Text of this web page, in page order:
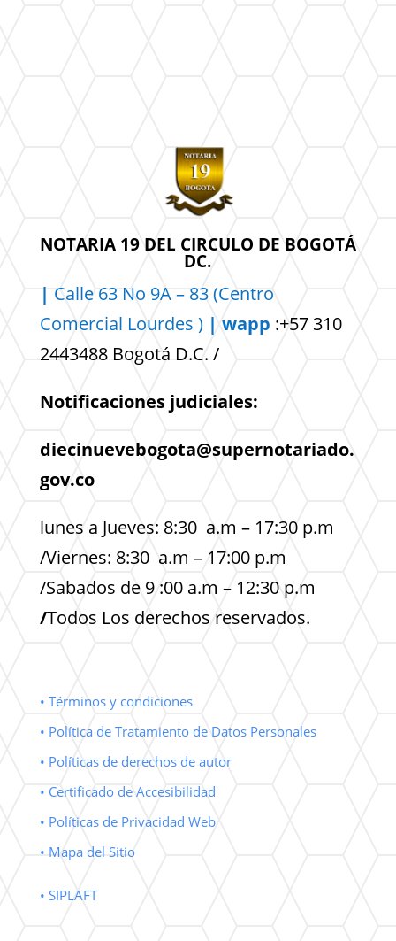
NOTARIA 19 DEL CIRCULO DE BOGOTÁ
DC.
| Calle 63 No 9A – 83 (Centro
Comercial Lourdes ) | wapp :+57 310
2443488 Bogotá D.C. /
Notificaciones judiciales:
diecinuevebogota@supernotariado.
gov.co
lunes a Jueves: 8:30 a.m – 17:30 p.m
/Viernes: 8:30 a.m – 17:00 p.m
/Sabados de 9 :00 a.m – 12:30 p.m
/Todos Los derechos reservados.
• Términos y condiciones
• Política de Tratamiento de Datos Personales
• Políticas de derechos de autor
• Certificado de Accesibilidad
• Políticas de Privacidad Web
• Mapa del Sitio
• SIPLAFT